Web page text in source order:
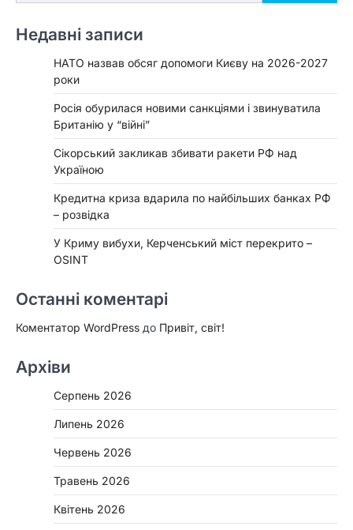
Недавні записи
НАТО назвав обсяг допомоги Києву на 2026-2027
роки
Росія обурилася новими санкціями і звинуватила
Британію у “війні”
Сікорський закликав збивати ракети РФ над
Україною
Кредитна криза вдарила по найбільших банках РФ
– розвідка
У Криму вибухи, Керченський міст перекрито –
OSINT
Останні коментарі
Коментатор WordPress до Привіт, світ!
Архіви
Серпень 2026
Липень 2026
Червень 2026
Травень 2026
Квітень 2026